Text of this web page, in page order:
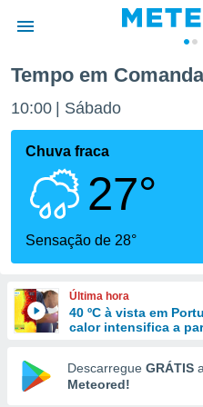
da
foi
fornecidas
a este
das
e
forma
digital
Tempo em
10:00 Sábado
Chuva fraca
27°
Sensação de 28°
Última hora
40 ºC à vista em
calor intensifica a
Descarregue GRÁTIS
Meteored!